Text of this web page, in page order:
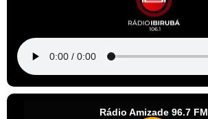
Rádio Amizade 96.7 FM